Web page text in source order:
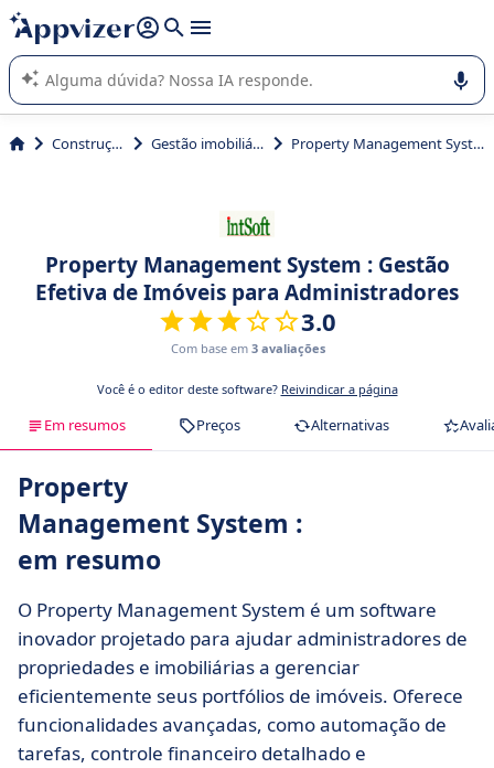
de nossa IA (várias linhas com
A IA do Appvizer o orienta no uso ou na seleção de software
SaaS para sua empresa.
Construção Gestão imobiliária Property Management System
Property Management System : Gestão
Efetiva de Imóveis para Administradores
3.0
Com base em 3 avaliações
Você é o editor deste software? Reivindicar a página
Em resumos Preços Alternativas
Property
Management System :
em resumo
O Property Management System é um software
inovador projetado para ajudar administradores de
propriedades e imobiliárias a gerenciar
eficientemente seus portfólios de imóveis. Oferece
funcionalidades avançadas, como automação de
tarefas, controle financeiro detalhado e